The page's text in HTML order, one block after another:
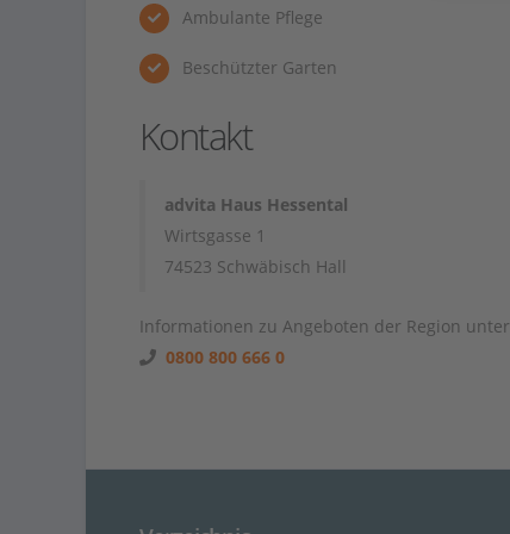
Ambulante Pflege
Beschützter Garten
Kontakt
advita Haus Hessental
Wirtsgasse 1
74523 Schwäbisch Hall
Informationen zu Angeboten der Region unter
0800 800 666 0